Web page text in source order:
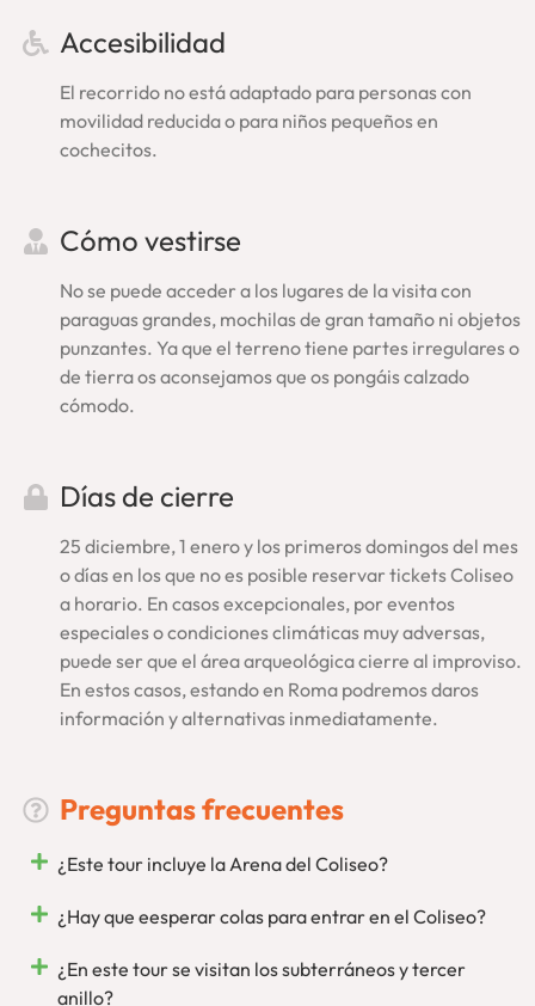
Tras la reserva y pago recibirás inmediatamente la
confirmación del tour. A continuación, sin tener que esperar,
te enviaremos también el voucher con todos los detalles:
lugar exacto de encuentro con nuestro guía, teléfono de
escríbenos (
info@enroma.com
visita guiada Coliseo Roma, una experiencia amena,
completa, especial.
Ahorra y enriquece tu
experiencia:
Vaticano y Coliseo. Podrás hacer ambas visitas en días
especial con entradas incluidas en los Museos Vaticanos, el
Coliseo, el Foro Romano y el Palatino. Los tours se realizan,
además, en grupos reducidos y con una guía especializada
en español. Calidad sin intermediarios y cancelación
gratuita.
Tour Coliseo Romano… De lo mejor, EnRoma
mucho más. Como empresa local, conscientes de que quien
mucho abarca poco aprieta, queremos seguir
especializándonos en Roma. Tendrás, además,
asistencia
in situ para lo que necesites, respondiendo en
primera persona. Desde aquí, desde Roma, organizamos
oficial del Parque Arqueológicoy siempre contando con
estupendos guías oficiales. Ponemos, por tanto, nuestro
Accesibilidad
El recorrido no está adaptado para personas con
movilidad reducida o para niños pequeños en
cochecitos.
Cómo vestirse
No se puede acceder a los lugares de la visita con
paraguas grandes, mochilas de gran tamaño ni objetos
punzantes. Ya que el terreno tiene partes irregulares o
de tierra os aconsejamos que os pongáis calzado
cómodo.
Días de cierre
25 diciembre, 1 enero y los primeros domingos del mes
o días en los que no es posible reservar tickets Coliseo
a horario. En casos excepcionales, por eventos
especiales o condiciones climáticas muy adversas,
puede ser que el área arqueológica cierre al improviso.
En estos casos, estando en Roma podremos daros
información y alternativas inmediatamente.
Preguntas frecuentes
¿Este tour incluye la Arena del Coliseo?
¿Hay que eesperar colas para entrar en el Coliseo?
¿En este tour se visitan los subterráneos y tercer
anillo?